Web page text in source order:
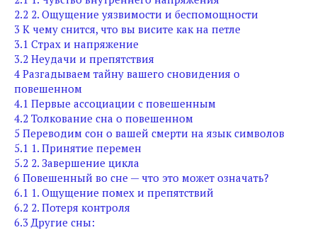
2.2 2. Ощущение уязвимости и беспомощности
3 К чему снится, что вы висите как на петле
3.1 Страх и напряжение
3.2 Неудачи и препятствия
4 Разгадываем тайну вашего сновидения о
повешенном
4.1 Первые ассоциации с повешенным
4.2 Толкование сна о повешенном
5 Переводим сон о вашей смерти на язык символов
5.1 1. Принятие перемен
5.2 2. Завершение цикла
6 Повешенный во сне — что это может означать?
6.1 1. Ощущение помех и препятствий
6.2 2. Потеря контроля
6.3 Другие сны: